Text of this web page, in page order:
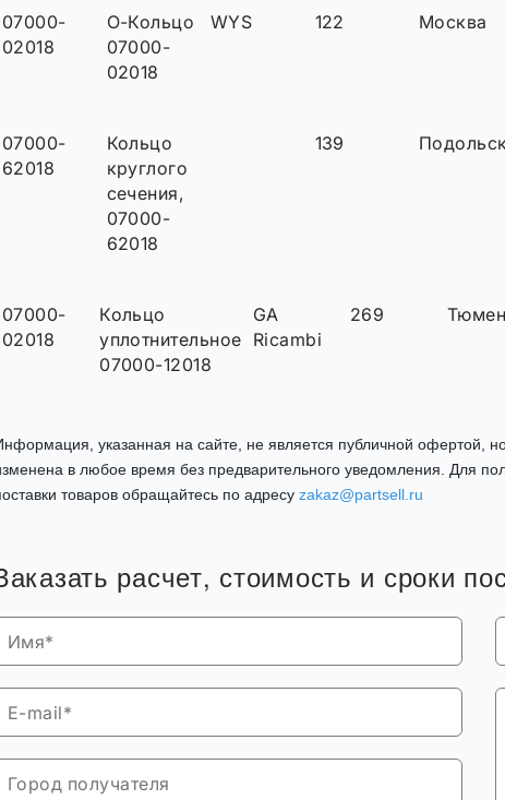
07000-
02018
О-Кольцо
07000-
02018
WYS 122 Москва
07000-
62018
Кольцо
круглого
сечения,
07000-
62018
139
07000-
02018
Кольцо
уплотнительное
07000-12018
GA
Ricambi
269
указанная на сайте, не является публичной офертой,
в любое время без предварительного уведомления. Для
товаров обращайтесь по адресу zakaz@partsell.ru
расчет, стоимость и сроки